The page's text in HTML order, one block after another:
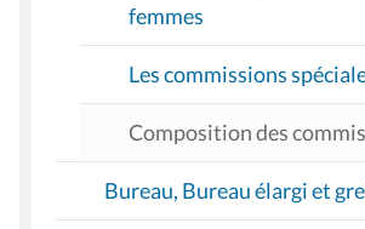
femmes
Les commissions
Composition des
Bureau, Bureau élargi et